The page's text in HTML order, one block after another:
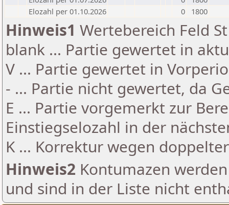
Elozahl per 01.10.2026
0 1800
Hinweis1 Wertebereich Feld
blank ... Partie gewertet in
V ... Partie gewertet in
- ... Partie nicht gewertet, da
E ... Partie vorgemerkt zur
Einstiegselozahl in der
K ... Korrektur wegen
Hinweis2 Kontumazen
und sind in der Liste nicht